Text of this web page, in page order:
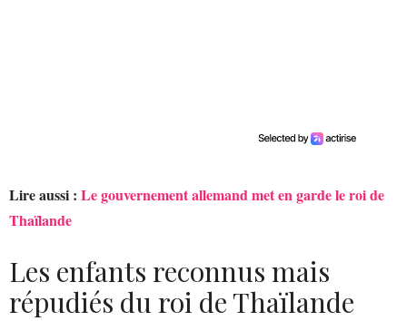
Lire aussi : Le gouvernement allemand met en garde le roi de
Thaïlande
Les enfants reconnus mais
répudiés du roi de Thaïlande